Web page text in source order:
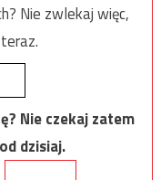
Nie zwlekaj więc,
Nie czekaj zatem
dzisiaj.